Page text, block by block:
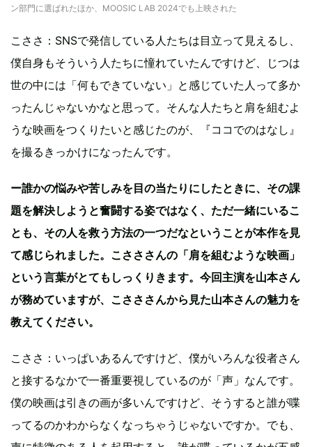
ン部門に選ばれたほか、MOOSIC LAB 2024でも上映された
こささ：SNSで発信している人たちは目立って見えるし、
僕自身もそういう人たちに憧れていたんですけど、じつは
世の中には「何もできていない」と感じていた人って多か
ったんじゃないかなと思って。そんな人たちと肩を組むよ
うな映画をつくりたいと感じたのが、『ココでのはなし』
を撮るきっかけになったんです。
ー誰かの悩みや苦しみを目の当たりにしたときに、その課
題を解決しようと奮闘する姿ではなく、ただ一緒にいるこ
とも、その人を救う方法の一つだなということが本作を見
て感じられました。こさささんの「肩を組むような映画」
という言葉がとてもしっくりきます。今回主演を山本さん
が務めていますが、こさささんから見た山本さんの魅力を
教えてください。
こささ：いっぱいあるんですけど、僕がいろんな役者さん
と接するなかで一番重要視しているのが「声」なんです。
僕の映画は引きの画が多いんですけど、そうすると誰が喋
ってるのかわからなくなっちゃうじゃないですか。でも、